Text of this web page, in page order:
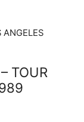
TOUR